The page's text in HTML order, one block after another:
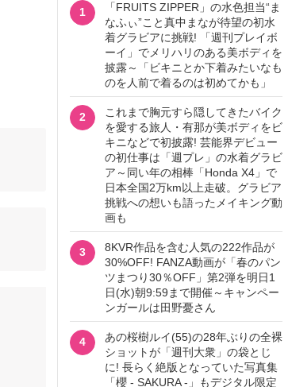
1
「FRUITS ZIPPER」の水色担当“ま
なふぃ”こと真中まなが待望の初水
着グラビアに挑戦! 「週刊プレイボ
ーイ」でメリハリのある美ボディを
披露～「ビキニとか下着みたいなも
のを人前で着るのは初めてかも」
2
これまで胸元すら隠してきたバイク
を愛する旅人・有那が美ボディをビ
キニなどで初披露! 芸能界デビュー
の初仕事は「週プレ」の水着グラビ
ア～同い年の相棒「Honda X4」で
日本全国2万km以上走破。グラビア
挑戦への想いも語ったメイキング動
画も
3
8KVR作品を含む人気の222作品が
30%OFF! FANZA動画が「春のパン
ツまつり30％OFF」第2弾を明日1
日(水)朝9:59まで開催～キャンペー
ンガールは田野憂さん
4
あの桜樹ルイ(55)の28年ぶりの全裸
ショットが「週刊大衆」の袋とじ
に! 長らく絶版となっていた写真集
「櫻 - SAKURA -」もデジタル限定